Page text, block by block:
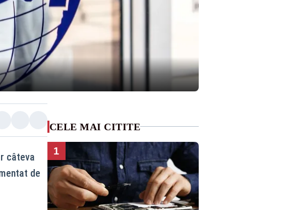
câteva
de
CELE MAI CITITE
1